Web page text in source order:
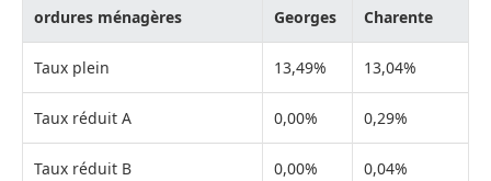
ordures ménagères
Georges
Charente
Taux plein 13,49% 13,04%
Taux réduit A 0,00% 0,29%
Taux réduit B 0,00% 0,04%